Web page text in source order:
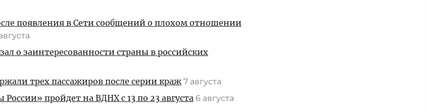
появления в Сети сообщений о плохом отношении
о заинтересованности страны в российских
трех пассажиров после серии краж 7 августа
России» пройдет на ВДНХ с 13 по 23 августа 6 августа